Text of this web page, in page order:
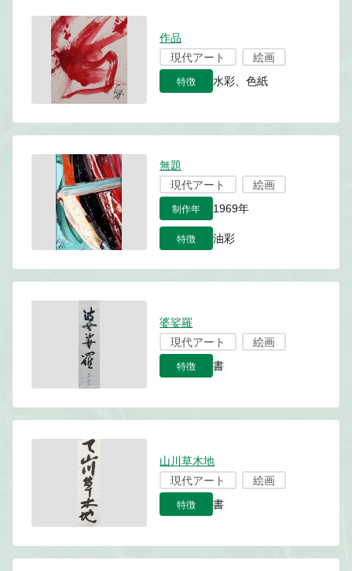
作品
現代アート
絵画
特徴 水彩、色紙
無題
現代アート
絵画
制作年 1969年
特徴 油彩
婆娑羅
現代アート
絵画
特徴 書
山川草木地
現代アート
絵画
特徴 書